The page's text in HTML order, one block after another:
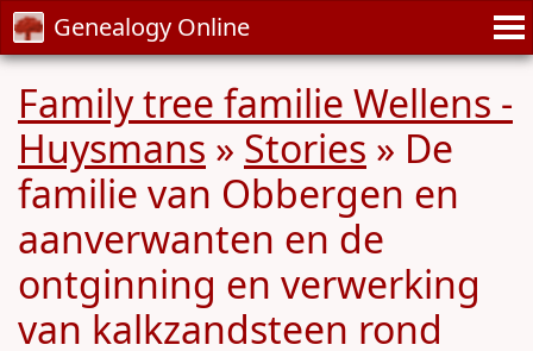
Genealogy Online
Family tree familie Wellens -
Huysmans » Stories » De
familie van Obbergen en
aanverwanten en de
ontginning en verwerking
van kalkzandsteen rond